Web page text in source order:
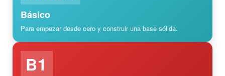
Básico
Para empezar desde cero y construir una base sólida.
B1